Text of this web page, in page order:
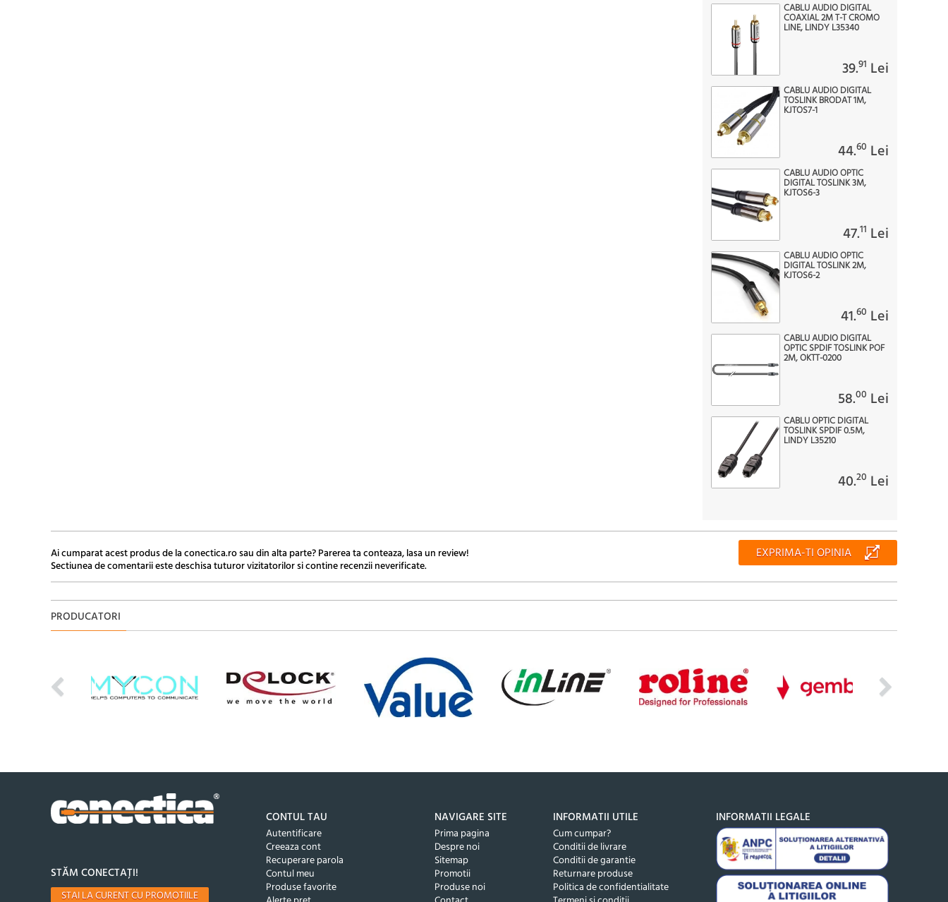
CABLU AUDIO DIGITAL
COAXIAL 2M T-T CROMO
LINE, LINDY L35340
39.91 Lei
CABLU AUDIO DIGITAL
TOSLINK BRODAT 1M,
KJTOS7-1
44.60 Lei
CABLU AUDIO OPTIC
DIGITAL TOSLINK 3M,
KJTOS6-3
47.11 Lei
CABLU AUDIO OPTIC
DIGITAL TOSLINK 2M,
KJTOS6-2
41.60 Lei
CABLU AUDIO DIGITAL
OPTIC SPDIF TOSLINK POF
2M, OKTT-0200
58.00 Lei
CABLU OPTIC DIGITAL
TOSLINK SPDIF 0.5M,
LINDY L35210
40.20 Lei
Ai cumparat acest produs de la conectica.ro sau din alta parte? Parerea ta conteaza, lasa un review!
Sectiunea de comentarii este deschisa tuturor vizitatorilor si contine recenzii neverificate.
EXPRIMA-TI OPINIA
PRODUCATORI
STĂM CONECTAȚI!
STAI LA CURENT CU PROMOTIILE
CONTUL TAU
Autentificare
Creeaza cont
Recuperare parola
Contul meu
Produse favorite
NAVIGARE SITE
Prima pagina
Despre noi
Sitemap
Promotii
Produse noi
INFORMATII UTILE
Cum cumpar?
Conditii de livrare
Conditii de garantie
Returnare produse
Politica de confidentialitate
INFORMATII LEGALE